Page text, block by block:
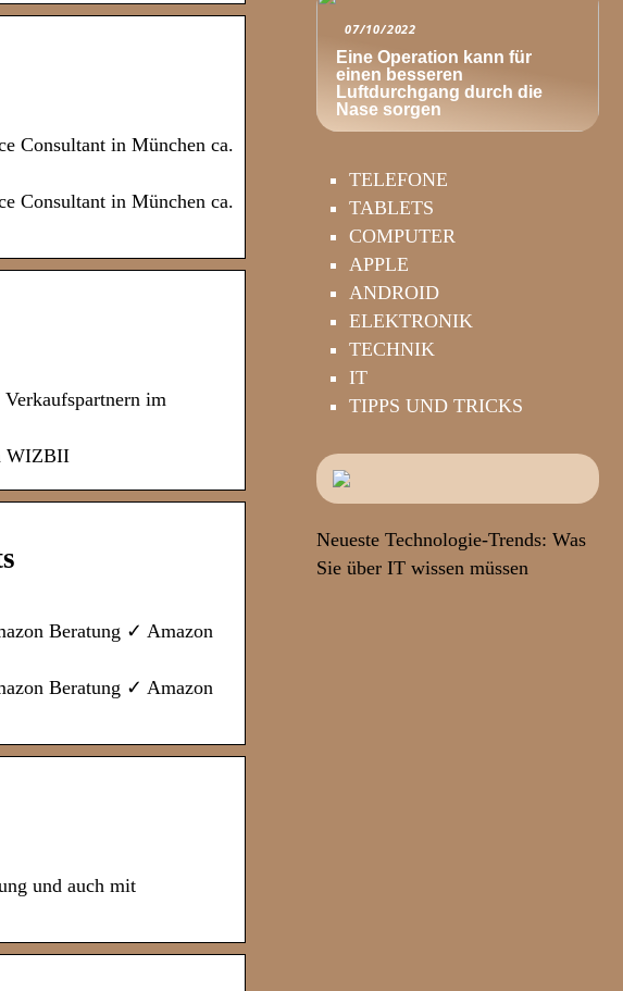
Consultant in München ca.
Consultant in München ca.
im
WIZBII
Beratung ✓ Amazon
Beratung ✓ Amazon
und auch mit
07/10/2022
Eine Operation kann für
einen besseren
Luftdurchgang durch die
Nase sorgen
TELEFONE
TABLETS
COMPUTER
APPLE
ANDROID
ELEKTRONIK
TECHNIK
IT
TIPPS UND TRICKS
Neueste Technologie-Trends: Was
Sie über IT wissen müssen